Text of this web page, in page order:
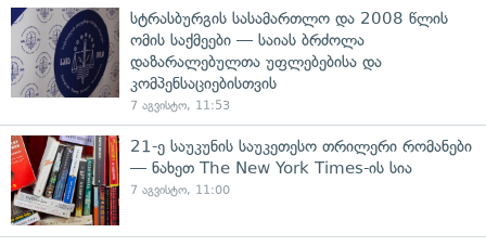
სტრასბურგის სასამართლო და 2008 წლის
ომის საქმეები — საიას ბრძოლა
დაზარალებულთა უფლებებისა და
კომპენსაციებისთვის
7 აგვისტო, 11:53
21-ე საუკუნის საუკეთესო თრილერი რომანები
— ნახეთ The New York Times-ის სია
7 აგვისტო, 11:00